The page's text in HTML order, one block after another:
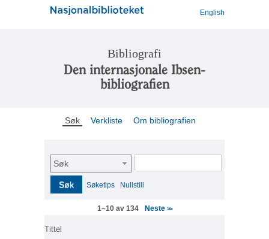
English
Bibliografi
Den internasjonale Ibsen-
bibliografien
Søk Verkliste Om bibliografien
Søk
Søk Søketips Nullstill
1–10 av 134 Neste >>
Tittel